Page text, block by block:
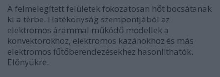
A felmelegített felületek fokozatosan hőt bocsátanak
ki a térbe. Hatékonyság szempontjából az
elektromos árammal működő modellek a
konvektorokhoz, elektromos kazánokhoz és más
elektromos fűtőberendezésekhez hasonlíthatók.
Előnyükre.